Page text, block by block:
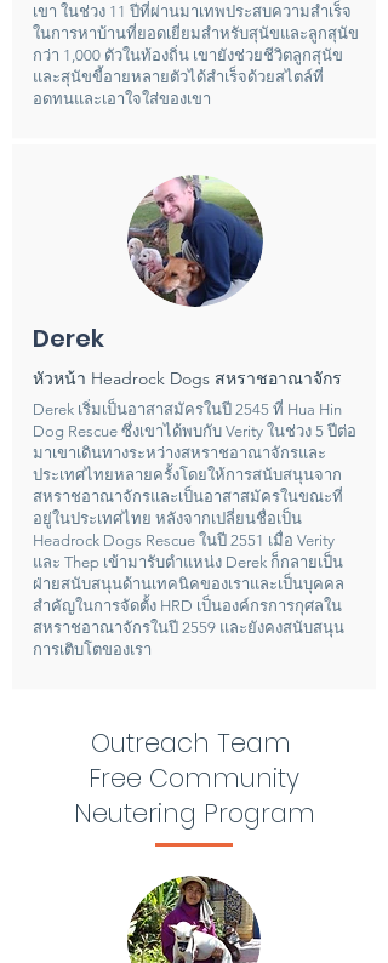
เขา ในช่วง 11 ปีที่ผ่านมาเทพประสบความสำเร็จ
ในการหาบ้านที่ยอดเยี่ยมสำหรับสุนัขและลูกสุนัข
กว่า 1,000 ตัวในท้องถิ่น เขายังช่วยชีวิตลูกสุนัข
และสุนัขขี้อายหลายตัวได้สำเร็จด้วยสไตล์ที่
อดทนและเอาใจใส่ของเขา
Derek
หัวหน้า Headrock Dogs สหราชอาณาจักร
Derek เริ่มเป็นอาสาสมัครในปี 2545 ที่ Hua Hin
Dog Rescue ซึ่งเขาได้พบกับ Verity ในช่วง 5 ปีต่อ
มาเขาเดินทางระหว่างสหราชอาณาจักรและ
ประเทศไทยหลายครั้งโดยให้การสนับสนุนจาก
สหราชอาณาจักรและเป็นอาสาสมัครในขณะที่
อยู่ในประเทศไทย หลังจากเปลี่ยนชื่อเป็น
Headrock Dogs Rescue ในปี 2551 เมื่อ Verity
และ Thep เข้ามารับตำแหน่ง Derek ก็กลายเป็น
ฝ่ายสนับสนุนด้านเทคนิคของเราและเป็นบุคคล
สำคัญในการจัดตั้ง HRD เป็นองค์กรการกุศลใน
สหราชอาณาจักรในปี 2559 และยังคงสนับสนุน
การเติบโตของเรา
Outreach Team
Free Community
Neutering Program